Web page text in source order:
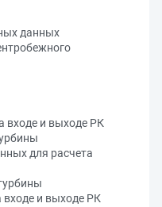
данных
входе и выходе РК
для расчета
входе и выходе РК